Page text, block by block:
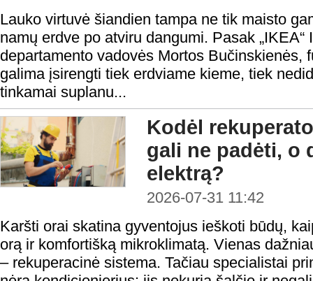
Lauko virtuvė šiandien tampa ne tik maisto
namų erdve po atviru dangumi. Pasak „IKEA“
departamento vadovės Mortos Bučinskienės,
galima įsirengti tiek erdviame kieme, tiek
tinkamai suplanu...
Kodėl
gali ne padėti, o
elektrą?
2026-07-31 11:42
Karšti orai skatina gyventojus ieškoti būdų,
orą ir komfortišką mikroklimatą. Vienas
– rekuperacinė sistema. Tačiau specialistai